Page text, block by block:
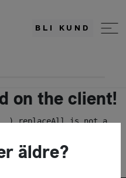
BLI KUND
on the client!
is not a
äldre?